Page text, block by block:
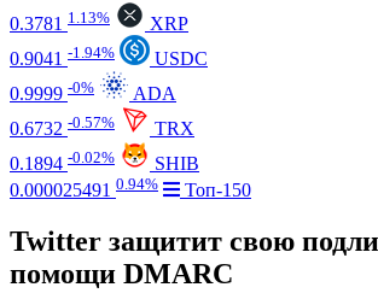
0.3781 1.13%
XRP
0.9041 -1.94%
USDC
0.9999 -0%
ADA
0.6732 -0.57%
TRX
0.1894 -0.02%
SHIB
0.000025491 0.94% Топ-150
Twitter защитит свою
помощи DMARC